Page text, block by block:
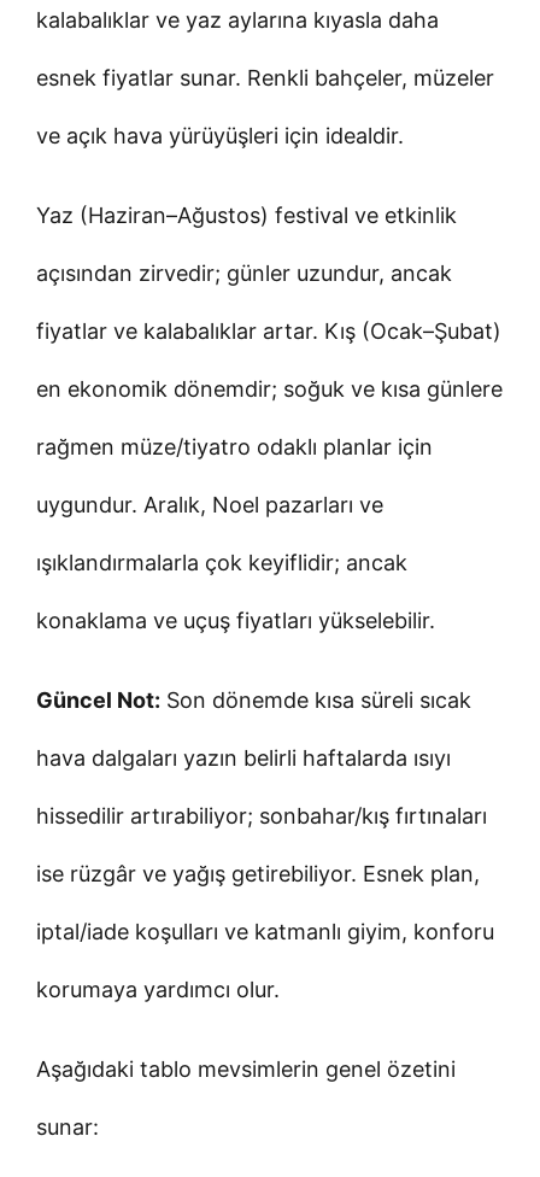
kalabalıklar ve yaz aylarına kıyasla daha
esnek fiyatlar sunar. Renkli bahçeler, müzeler
ve açık hava yürüyüşleri için idealdir.
Yaz (Haziran–Ağustos) festival ve etkinlik
açısından zirvedir; günler uzundur, ancak
fiyatlar ve kalabalıklar artar. Kış (Ocak–Şubat)
en ekonomik dönemdir; soğuk ve kısa günlere
rağmen müze/tiyatro odaklı planlar için
uygundur. Aralık, Noel pazarları ve
ışıklandırmalarla çok keyiflidir; ancak
konaklama ve uçuş fiyatları yükselebilir.
Güncel Not: Son dönemde kısa süreli sıcak
hava dalgaları yazın belirli haftalarda ısıyı
hissedilir artırabiliyor; sonbahar/kış fırtınaları
ise rüzgâr ve yağış getirebiliyor. Esnek plan,
iptal/iade koşulları ve katmanlı giyim, konforu
korumaya yardımcı olur.
Aşağıdaki tablo mevsimlerin genel özetini
sunar: